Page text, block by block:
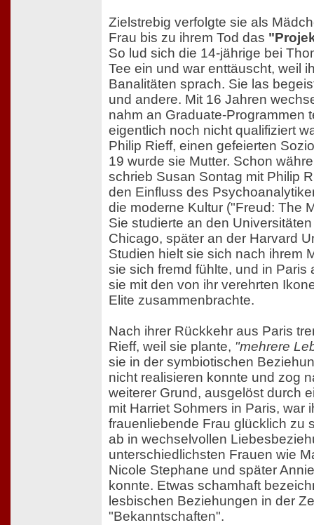
Zielstrebig verfolgte sie als
Frau bis zu ihrem Tod das
So lud sich die 14-jährige bei
Tee ein und war enttäuscht, weil
Banalitäten sprach. Sie las
und andere. Mit 16 Jahren
nahm an Graduate-Programmen
eigentlich noch nicht qualifiziert
Philip Rieff, einen gefeierten
19 wurde sie Mutter. Schon
schrieb Susan Sontag mit Philip
den Einfluss des
die moderne Kultur ("Freud: The
Sie studierte an den
Chicago, später an der Harvard
Studien hielt sie sich nach ihrem
sie sich fremd fühlte, und in Paris
sie mit den von ihr verehrten
Elite zusammenbrachte.
Nach ihrer Rückkehr aus Paris
Rieff, weil sie plante, "mehrere
sie in der symbiotischen
nicht realisieren konnte und zog
weiterer Grund, ausgelöst durch
mit Harriet Sohmers in Paris, war
frauenliebende Frau glücklich zu
ab in wechselvollen
unterschiedlichsten Frauen wie
Nicole Stephane und später
konnte. Etwas schamhaft
lesbischen Beziehungen in der
"Bekanntschaften".